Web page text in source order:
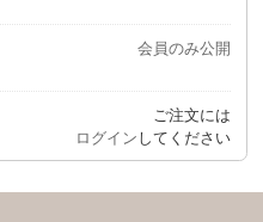
会員のみ公開
ご注文には
ログイン してください